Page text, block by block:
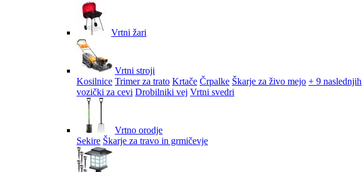
Vrtni žari
Vrtni stroji
Kosilnice Trimer za trato Krtače Črpalke Škarje za živo mejo + 9 naslednjih
vozički za cevi Drobilniki vej Vrtni svedri
Vrtno orodje
Sekire Škarje za travo in grmičevje